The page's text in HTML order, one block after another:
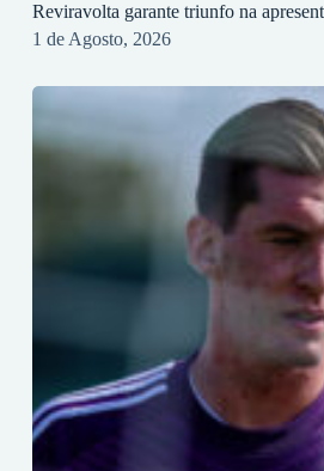
Reviravolta garante triunfo na
1 de Agosto, 2026